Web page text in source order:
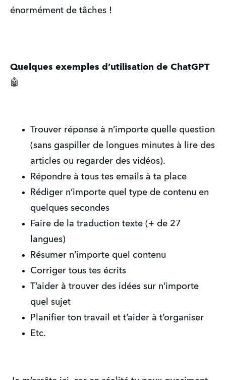
énormément de tâches !
Quelques exemples d’utilisation de ChatGPT
🤖
Trouver réponse à n’importe quelle question
(sans gaspiller de longues minutes à lire des
articles ou regarder des vidéos).
Répondre à tous tes emails à ta place
Rédiger n’importe quel type de contenu en
quelques secondes
Faire de la traduction texte (+ de 27
langues)
Résumer n’importe quel contenu
Corriger tous tes écrits
T’aider à trouver des idées sur n’importe
quel sujet
Planifier ton travail et t’aider à t’organiser
Etc.